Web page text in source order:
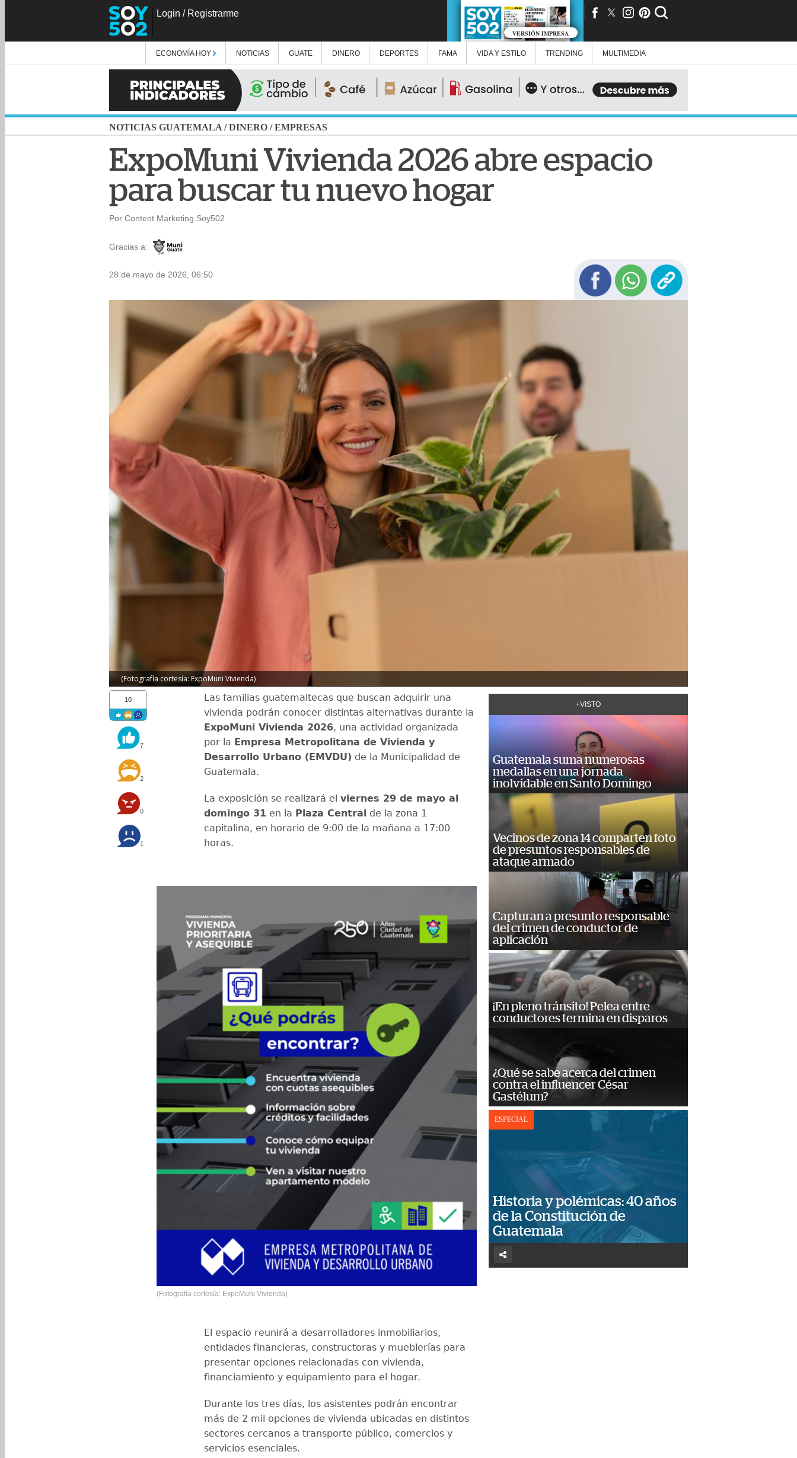
Login / Registrarme
VERSIÓN IMPRESA
ECONOMÍA HOY NOTICIAS GUATE DINERO DEPORTES FAMA VIDA Y ESTILO TRENDING MULTIMEDIA
NOTICIAS GUATEMALA /DINERO /EMPRESAS
ExpoMuni Vivienda 2026 abre espacio
para buscar tu nuevo hogar
Por Content Marketing Soy502
Gracias a:
28 de mayo de 2026, 06:50
(Fotografía cortesía: ExpoMuni Vivienda)
10
7
2
0
1
Las familias guatemaltecas que buscan adquirir una
vivienda podrán conocer distintas alternativas durante la
ExpoMuni Vivienda 2026, una actividad organizada
por la Empresa Metropolitana de Vivienda y
Desarrollo Urbano (EMVDU) de la Municipalidad de
Guatemala.
La exposición se realizará el viernes 29 de mayo al
domingo 31 en la Plaza Central de la zona 1
capitalina, en horario de 9:00 de la mañana a 17:00
horas.
(Fotografía cortesía: ExpoMuni Vivienda)
El espacio reunirá a desarrolladores inmobiliarios,
entidades financieras, constructoras y mueblerías para
presentar opciones relacionadas con vivienda,
financiamiento y equipamiento para el hogar.
Durante los tres días, los asistentes podrán encontrar
más de 2 mil opciones de vivienda ubicadas en distintos
sectores cercanos a transporte público, comercios y
servicios esenciales.
+VISTO
Guatemala suma numerosas
medallas en una jornada
inolvidable en Santo Domingo
Vecinos de zona 14 comparten foto
de presuntos responsables de
ataque armado
Capturan a presunto responsable
del crimen de conductor de
aplicación
¡En pleno tránsito! Pelea entre
conductores termina en disparos
¿Qué se sabe acerca del crimen
contra el influencer César
Gastélum?
ESPECIAL
Historia y polémicas: 40 años
de la Constitución de
Guatemala